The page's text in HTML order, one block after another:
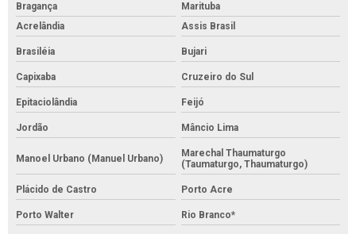
Bragança
Marituba
Acrelândia
Assis Brasil
Brasiléia Bujari
Capixaba Cruzeiro do Sul
Epitaciolândia Feijó
Jordão Mâncio Lima
Manoel Urbano (Manuel Urbano)
Marechal Thaumaturgo
(Taumaturgo, Thaumaturgo)
Plácido de Castro Porto Acre
Porto Walter Rio Branco*